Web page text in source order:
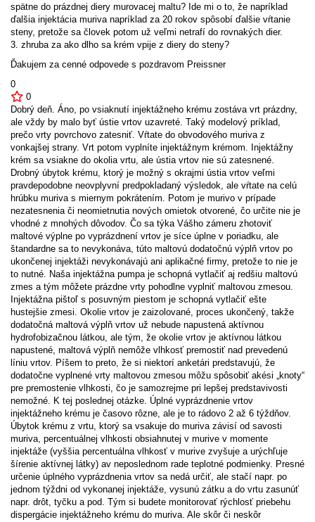
spätne do prázdnej diery murovacej maltu? Ide mi o to, že napríklad
ďalšia injektácia muriva napríklad za 20 rokov spôsobí ďalšie vŕtanie
steny, pretože sa človek potom už veľmi netrafí do rovnakých dier.
3. zhruba za ako dlho sa krém vpije z diery do steny?
Ďakujem za cenné odpovede s pozdravom Preissner
0
0
Dobrý deň. Áno, po vsiaknutí injektážneho krému zostáva vrt prázdny,
ale vždy by malo byť ústie vrtov uzavreté. Taký modelový príklad,
prečo vrty povrchovo zatesniť. Vŕtate do obvodového muriva z
vonkajšej strany. Vrt potom vyplníte injektážnym krémom. Injektážny
krém sa vsiakne do okolia vrtu, ale ústia vrtov nie sú zatesnené.
Drobný úbytok krému, ktorý je možný s okrajmi ústia vrtov veľmi
pravdepodobne neovplyvní predpokladaný výsledok, ale vŕtate na celú
hrúbku muriva s miernym pokrátením. Potom je murivo v prípade
nezatesnenia či neomietnutia nových omietok otvorené, čo určite nie je
vhodné z mnohých dôvodov. Čo sa týka Vášho zámeru zhotoviť
maltové výplne po vyprázdnení vrtov je síce úplne v poriadku, ale
štandardne sa to nevykonáva, túto maltovú dodatočnú výplň vrtov po
ukončenej injektáži nevykonávajú ani aplikačné firmy, pretože to nie je
to nutné. Naša injektážna pumpa je schopná vytlačiť aj redšiu maltovú
zmes a tým môžete prázdne vrty pohodlne vyplniť maltovou zmesou.
Injektážna pištoľ s posuvným piestom je schopná vytlačiť ešte
hustejšie zmesi. Okolie vrtov je zaizolované, proces ukončený, takže
dodatočná maltová výplň vrtov už nebude napustená aktívnou
hydrofobizačnou látkou, ale tým, že okolie vrtov je aktívnou látkou
napustené, maltová výplň nemôže vlhkosť premostiť nad prevedenú
líniu vrtov. Píšem to preto, že si niektorí anketári predstavujú, že
dodatočne vyplnené vrty maltovou zmesou môžu spôsobiť akési „knoty“
pre premostenie vlhkosti, čo je samozrejme pri lepšej predstavivosti
nemožné. K tej poslednej otázke. Úplné vyprázdnenie vrtov
injektážneho krému je časovo rôzne, ale je to rádovo 2 až 6 týždňov.
Úbytok krému z vrtu, ktorý sa vsakuje do muriva závisí od savosti
muriva, percentuálnej vlhkosti obsiahnutej v murive v momente
injektáže (vyššia percentuálna vlhkosť v murive zvyšuje a urýchľuje
šírenie aktívnej látky) av neposlednom rade teplotné podmienky. Presné
určenie úplného vyprázdnenia vrtov sa nedá určiť, ale stačí napr. po
jednom týždni od vykonanej injektáže, vysunú zátku a do vrtu zasunúť
napr. drôt, tyčku a pod. Tým si budete monitorovať rýchlosť priebehu
dispergácie injektážneho krému do muriva. Ale skôr či neskôr